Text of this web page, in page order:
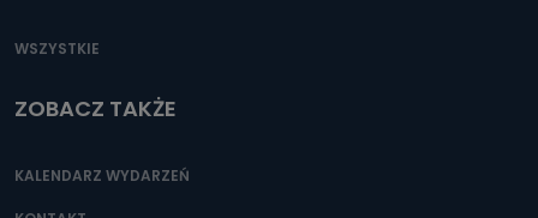
WSZYSTKIE
ZOBACZ TAKŻE
KALENDARZ WYDARZEŃ